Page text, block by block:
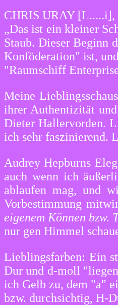
CHRIS URAY [L.....i],
„Das ist ein kleiner
Staub. Dieser Beginn
Konföderation" ist,
"Raumschiff
Meine
ihrer Authentizität
Dieter Hallervorden.
ich sehr faszinierend.
Audrey Hepburns
auch wenn ich
ablaufen mag, und
Vorbestimmung
eigenem Können bzw.
nur gen Himmel
Lieblingsfarben: Ein
Dur und d-moll
ich Gelb zu, dem "a"
bzw. durchsichtig, H-